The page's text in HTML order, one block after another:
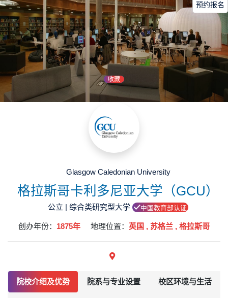
收藏
Glasgow Caledonian University
格拉斯哥卡利多尼亚大学（GCU）
公立 | 综合类研究型大学 中国教育部认证
创办年份： 1875年 地理位置： 英国 , 苏格兰 , ‌格拉斯哥
院校介绍及优势 院系与专业设置 校区环境与生活
预约报名